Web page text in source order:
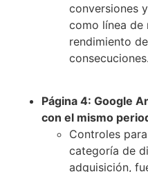
conversiones
como línea de
rendimiento
consecuciones.
Página 4: Google
con el mismo
Controles
categoría de
adquisición,